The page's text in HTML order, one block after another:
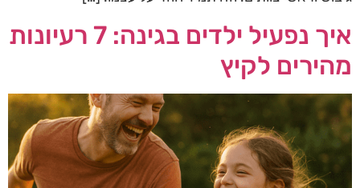
איך נפעיל ילדים בגינה: 7 רעיונות
מהירים לקיץ